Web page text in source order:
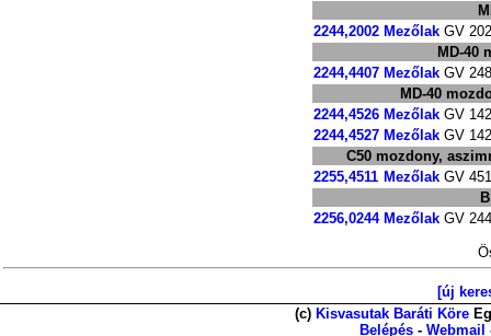
2244,2002 Mezőlak GV 202
MD-40
2244,4407 Mezőlak GV 248
MD-40
2244,4526 Mezőlak GV
2244,4527 Mezőlak GV
C50 mozdony,
2255,4511 Mezőlak GV
2256,0244 Mezőlak GV 244
[új
(c) Kisvasutak Baráti Köre
Belépés - Webmail